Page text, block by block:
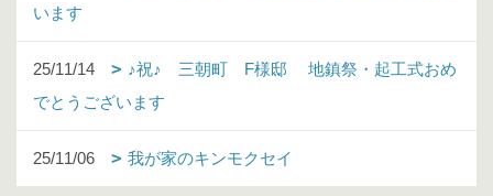
います
25/11/14
♪祝♪ 三朝町 F様邸 地鎮祭・起工式おめ
でとうございます
25/11/06 我が家のキンモクセイ